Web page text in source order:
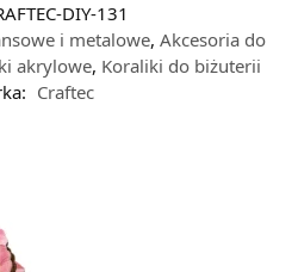
DIY-131
i metalowe, Akcesoria do
akrylowe, Koraliki do biżuterii
Craftec